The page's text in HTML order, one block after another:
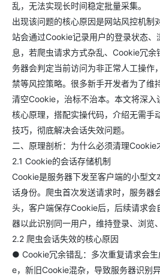
乱，无法实现长时间稳定批量采集。
出现该问题的核心原因是网站风控机制
站会通过Cookie记录用户的登录状态、
息，若爬虫请求方式杂乱、Cookie冗余
务器会判定当前访问为非正常人工操作
禁等风控策略。很多新手开发者为了维
清空Cookie，治标不治本。本文将深
核心原理，搭配实操代码，介绍无需手
技巧，彻底解决会话失效问题。
二、原理剖析：为什么必须清理Cookie
2.1 Cookie的会话存储机制
Cookie是服务器下发至客户端的小型文
话身份。爬虫首次发送请求时，服务器
头，客户端保存Cookie后，后续请求
器以此识别同一用户，维持登录、浏览
2.2 爬虫会话失效的核心原因
● Cookie冗余错乱：多次重复请求会
e，新旧Cookie混杂，导致服务器识别